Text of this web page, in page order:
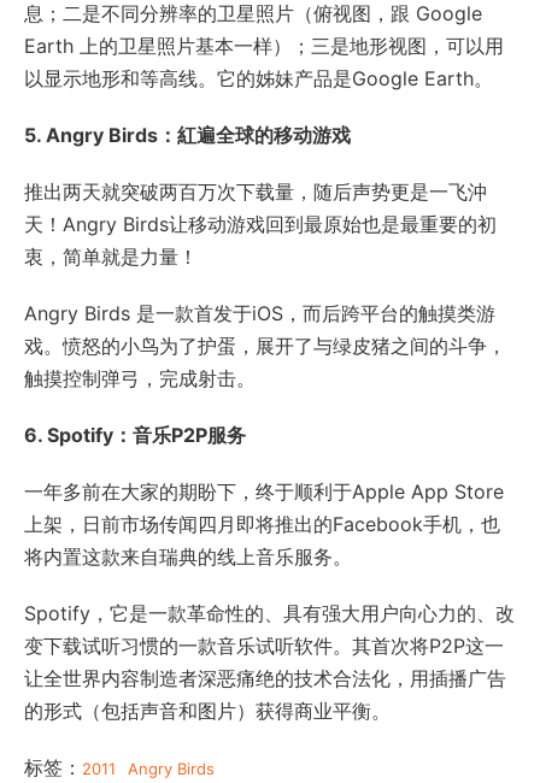
息；二是不同分辨率的卫星照片（俯视图，跟 Google
Earth 上的卫星照片基本一样）；三是地形视图，可以用
以显示地形和等高线。它的姊妹产品是Google Earth。
5. Angry Birds：紅遍全球的移动游戏
推出两天就突破两百万次下载量，随后声势更是一飞沖
天！Angry Birds让移动游戏回到最原始也是最重要的初
衷，简单就是力量！
Angry Birds 是一款首发于iOS，而后跨平台的触摸类游
戏。愤怒的小鸟为了护蛋，展开了与绿皮猪之间的斗争，
触摸控制弹弓，完成射击。
6. Spotify：音乐P2P服务
一年多前在大家的期盼下，终于顺利于Apple App Store
上架，日前市场传闻四月即将推出的Facebook手机，也
将内置这款来自瑞典的线上音乐服务。
Spotify，它是一款革命性的、具有强大用户向心力的、改
变下载试听习惯的一款音乐试听软件。其首次将P2P这一
让全世界内容制造者深恶痛绝的技术合法化，用插播广告
的形式（包括声音和图片）获得商业平衡。
标签： 2011 Angry Birds